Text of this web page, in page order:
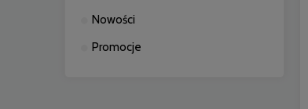
Nowości
Promocje